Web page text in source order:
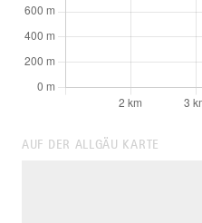
AUF DER ALLGÄU KARTE